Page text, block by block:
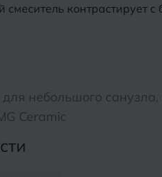
смеситель контрастирует
небольшого
Ceramic
Казань